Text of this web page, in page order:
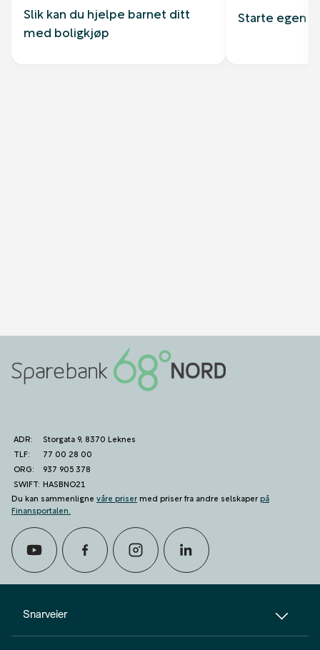
Slik kan du hjelpe barnet ditt
med boligkjøp
Starte egen
Snarveier
ADR:
Storgata 9, 8370 Leknes
TLF:
77 00 28 00
ORG:
937 905 378
SWIFT: HASBNO21
Du kan sammenligne våre prisermed priser fra andre selskaperpå
Finansportalen